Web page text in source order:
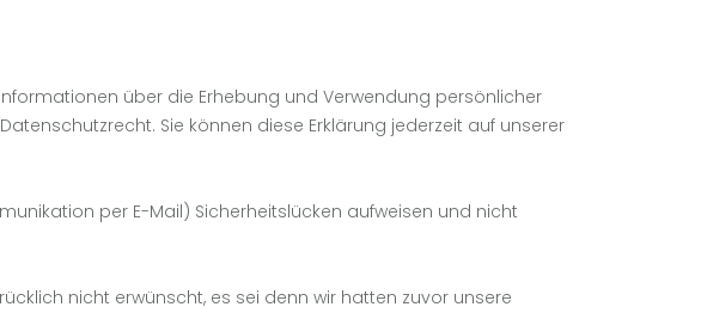
über die Erhebung und Verwendung persönlicher
Sie können diese Erklärung jederzeit auf unserer
per E-Mail) Sicherheitslücken aufweisen und nicht
nicht erwünscht, es sei denn wir hatten zuvor unsere